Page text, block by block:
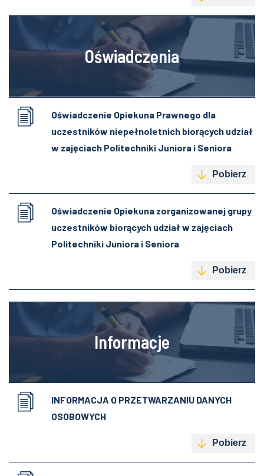
Oświadczenia
Oświadczenie Opiekuna Prawnego dla
uczestników niepełnoletnich biorących udział
w zajęciach Politechniki Juniora i Seniora
Pobierz
Oświadczenie Opiekuna zorganizowanej grupy
uczestników biorących udział w zajęciach
Politechniki Juniora i Seniora
Pobierz
Informacje
INFORMACJA O PRZETWARZANIU DANYCH
OSOBOWYCH
Pobierz